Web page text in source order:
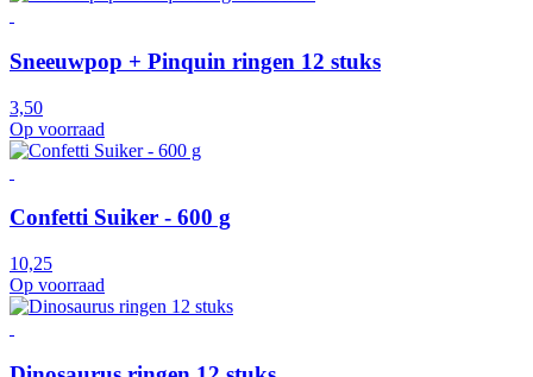
Sneeuwpop + Pinquin ringen 12 stuks
3,50
Op voorraad
Confetti Suiker - 600 g
10,25
Op voorraad